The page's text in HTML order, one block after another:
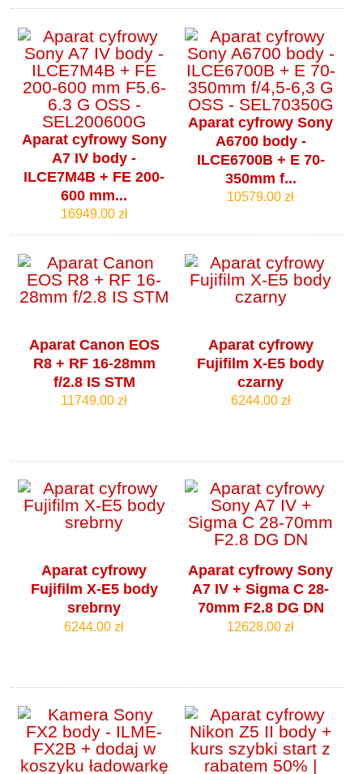
Aparat cyfrowy Sony
A7 IV body -
ILCE7M4B + FE 200-
600 mm...
16949.00 zł
Aparat cyfrowy Sony
A6700 body -
ILCE6700B + E 70-
350mm f...
10579.00 zł
Aparat Canon EOS
R8 + RF 16-28mm
f/2.8 IS STM
11749.00 zł
Aparat cyfrowy
Fujifilm X-E5 body
czarny
6244.00 zł
Aparat cyfrowy
Fujifilm X-E5 body
srebrny
6244.00 zł
Aparat cyfrowy Sony
A7 IV + Sigma C 28-
70mm F2.8 DG DN
12628.00 zł